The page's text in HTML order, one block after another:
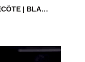
NOIX D'ENTRECÔTE | BLACK ANGUS URUGUAY